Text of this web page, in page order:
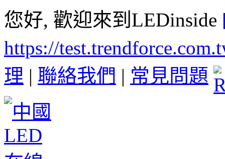
您好, 歡迎來到LEDinside
https://
理 | 聯絡我們 | 常見問題